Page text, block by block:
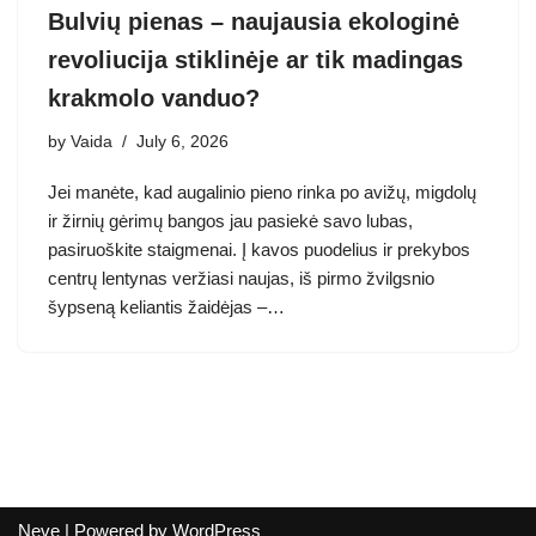
Bulvių pienas – naujausia ekologinė
revoliucija stiklinėje ar tik madingas
krakmolo vanduo?
by Vaida July 6, 2026
Jei manėte, kad augalinio pieno rinka po avižų, migdolų
ir žirnių gėrimų bangos jau pasiekė savo lubas,
pasiruoškite staigmenai. Į kavos puodelius ir prekybos
centrų lentynas veržiasi naujas, iš pirmo žvilgsnio
šypseną keliantis žaidėjas –…
Neve | Powered by WordPress